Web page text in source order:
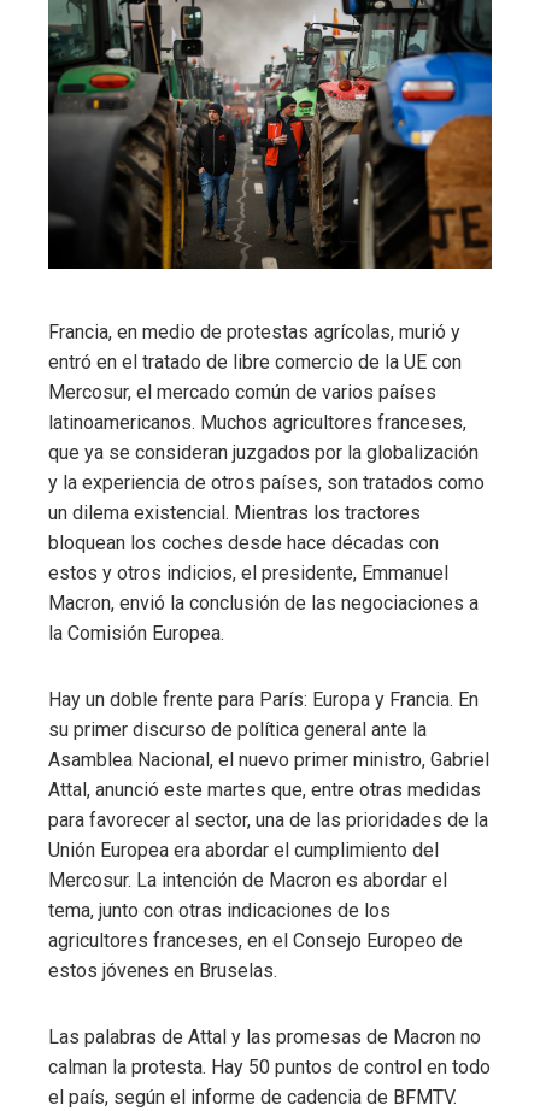
Francia, en medio de protestas agrícolas, murió y
entró en el tratado de libre comercio de la UE con
Mercosur, el mercado común de varios países
latinoamericanos. Muchos agricultores franceses,
que ya se consideran juzgados por la globalización
y la experiencia de otros países, son tratados como
un dilema existencial. Mientras los tractores
bloquean los coches desde hace décadas con
estos y otros indicios, el presidente, Emmanuel
Macron, envió la conclusión de las negociaciones a
la Comisión Europea.
Hay un doble frente para París: Europa y Francia. En
su primer discurso de política general ante la
Asamblea Nacional, el nuevo primer ministro, Gabriel
Attal, anunció este martes que, entre otras medidas
para favorecer al sector, una de las prioridades de la
Unión Europea era abordar el cumplimiento del
Mercosur. La intención de Macron es abordar el
tema, junto con otras indicaciones de los
agricultores franceses, en el Consejo Europeo de
estos jóvenes en Bruselas.
Las palabras de Attal y las promesas de Macron no
calman la protesta. Hay 50 puntos de control en todo
el país, según el informe de cadencia de BFMTV.